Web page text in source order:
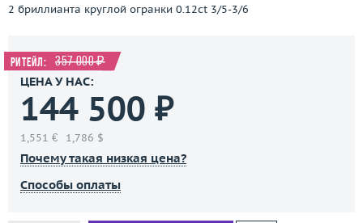
2 бриллианта круглой огранки 0.12ct 3/5-3/6
Ритейл: 357 000 ₽
ЦЕНА У НАС:
144 500 ₽
1,551 € 1,786 $
Почему такая низкая цена?
Способы оплаты